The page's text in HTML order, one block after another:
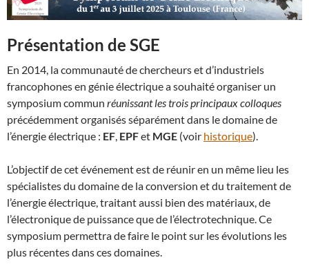
Présentation de SGE
En 2014, la communauté de chercheurs et d’industriels
francophones en génie électrique a souhaité organiser un
symposium commun réunissant les trois principaux colloques
précédemment organisés séparément dans le domaine de
l’énergie électrique : EF, EPFet MGE (voir historique).
L’objectif de cet événement est de réunir en un même lieu les
spécialistes du domaine de la conversion et du traitement de
l’énergie électrique, traitant aussi bien des matériaux, de
l’électronique de puissance que de l’électrotechnique. Ce
symposium permettra de faire le point sur les évolutions les
plus récentes dans ces domaines.